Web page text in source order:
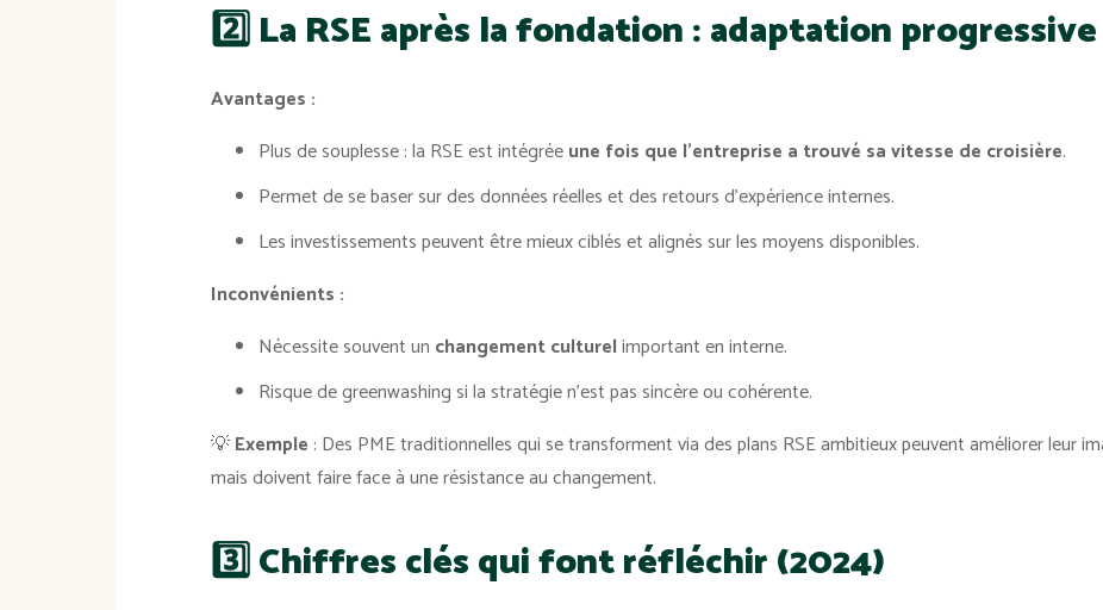
2️⃣ La RSE après la fondation : adaptation progressive
Avantages :
Plus de souplesse : la RSE est intégréeune fois que l’entreprise a trouvé sa vitesse de croisière.
Permet de se baser sur des données réelles et des retours d’expérience internes.
Les investissements peuvent être mieux ciblés et alignés sur les moyens disponibles.
Inconvénients :
Nécessite souvent un changement culturelimportant en interne.
Risque de greenwashing si la stratégie n’est pas sincère ou cohérente.
💡Exemple : Des PME traditionnelles qui se transforment via des plans RSE ambitieux peuvent améliorer leur
mais doivent faire face à une résistance au changement.
3️⃣ Chiffres clés qui font réfléchir (2024)